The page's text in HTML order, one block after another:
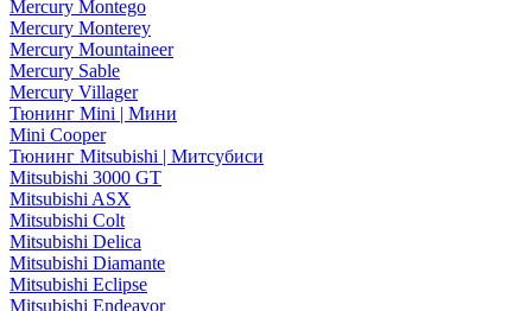
Mercury Montego
Mercury Monterey
Mercury Mountaineer
Mercury Sable
Mercury Villager
Тюнинг Mini | Мини
Mini Cooper
Тюнинг Mitsubishi | Митсубиси
Mitsubishi 3000 GT
Mitsubishi ASX
Mitsubishi Colt
Mitsubishi Delica
Mitsubishi Diamante
Mitsubishi Eclipse
Mitsubishi Endeavor